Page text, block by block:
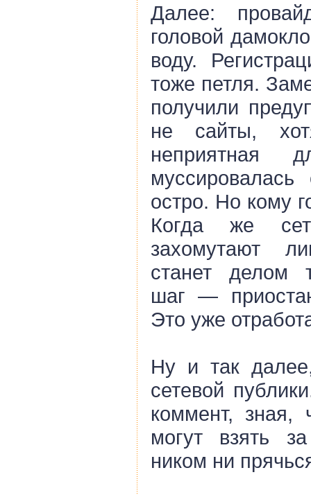
Далее:
головой
воду.
тоже петля.
получили
не сайты,
неприятная
остро. Но кому
Когда же
захомутают
станет делом
шаг —
Это уже
Ну и так
сетевой
коммент,
могут взять
ником ни